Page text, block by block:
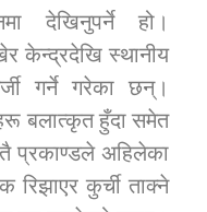
जुम्लाको सुचना
देखिनुपर्ने हो।
केन्द्रदेखि स्थानीय
गर्ने गरेका छन्।
बलात्कृत हुँदा समेत
प्रकाण्डले अहिलेका
रिझाएर कुर्ची ताक्ने